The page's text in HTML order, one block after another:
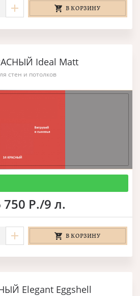
В КОРЗИНУ
Ideal Matt
стен и потолков
750 Р./9 л.
В КОРЗИНУ
Elegant Eggshell